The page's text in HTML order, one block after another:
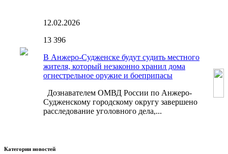
12.02.2026
13 396
В Анжеро-Судженске будут судить местного
жителя, который незаконно хранил дома
огнестрельное оружие и боеприпасы
Дознавателем ОМВД России по Анжеро-
Судженскому городскому округу завершено
расследование уголовного дела,...
Категории новостей